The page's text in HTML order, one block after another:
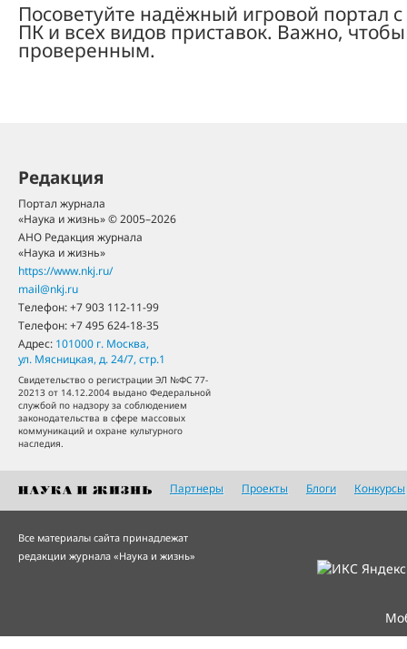
Посоветуйте надёжный игровой портал
ПК и всех видов приставок. Важно,
проверенным.
Редакция
Портал журнала
«Наука и жизнь» © 2005–2026
АНО Редакция журнала
«Наука и жизнь»
https://www.nkj.ru/
mail@nkj.ru
Телефон:+7 903 112-11-99
Телефон:+7 495 624-18-35
Адрес: 101000 г. Москва,
ул. Мясницкая, д. 24/7, стр.1
Свидетельство о регистрации ЭЛ №ФС 77-
20213 от 14.12.2004 выдано Федеральной
службой по надзору за соблюдением
законодательства в сфере массовых
коммуникаций и охране культурного
наследия.
Партнеры Проекты Блоги Конкурсы
Все материалы сайта принадлежат
редакции журнала «Наука и жизнь»